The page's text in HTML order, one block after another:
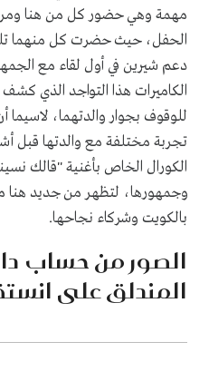
مهمة وهي حضور كل من هنا ومريم
الحفل، حيث حضرت كل منهما
دعم شيرين في أول لقاء مع
الكاميرات هذا التواجد الذي
للوقوف بجوار والدتهما،
تجربة مختلفة مع والدتها قبل
الكورال الخاص بأغنية "قالك
وجمهورها، لتظهر من جديد هنا
بالكويت وشركاء نجاحها.
الصور من حساب
المندلق على